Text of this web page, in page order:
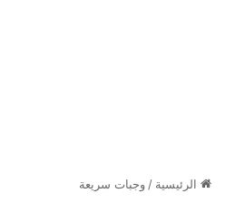
الرئيسية / وجبات سريعة